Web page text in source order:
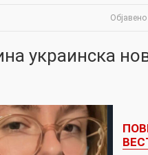
Објавено
украинска